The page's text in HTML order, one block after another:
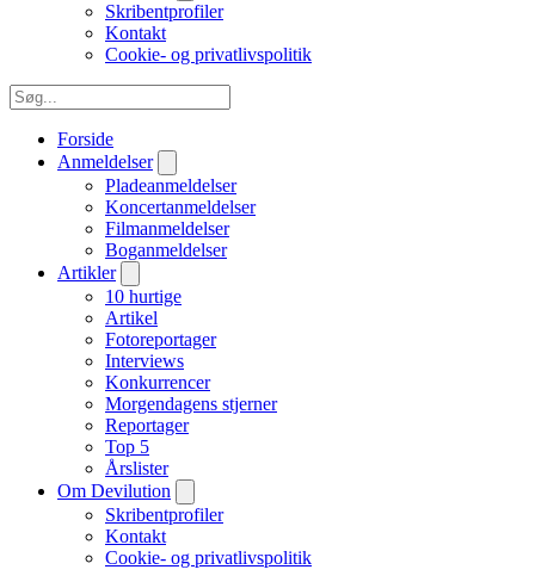
Skribentprofiler
Kontakt
Cookie- og privatlivspolitik
Forside
Anmeldelser
Pladeanmeldelser
Koncertanmeldelser
Filmanmeldelser
Boganmeldelser
Artikler
10 hurtige
Artikel
Fotoreportager
Interviews
Konkurrencer
Morgendagens stjerner
Reportager
Top 5
Årslister
Om Devilution
Skribentprofiler
Kontakt
Cookie- og privatlivspolitik